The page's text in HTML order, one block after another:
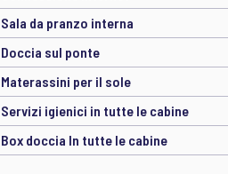
Sala da pranzo interna
Doccia sul ponte
Materassini per il sole
Servizi igienici in tutte le cabine
Box doccia In tutte le cabine